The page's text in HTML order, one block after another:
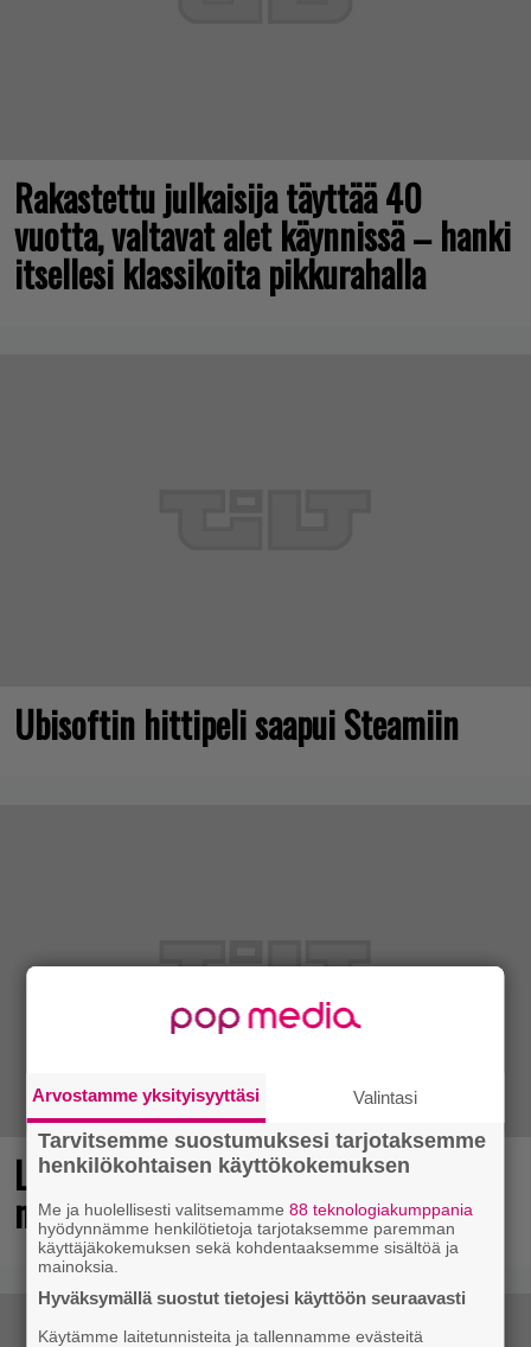
Rakastettu julkaisija täyttää 40
vuotta, valtavat alet käynnissä – hanki
itsellesi klassikoita pikkurahalla
Ubisoftin hittipeli saapui Steamiin
Loistopeli Steamistä maksutta –
mutta pidä kiirettä lataamisen kanssa
Arvostamme yksityisyyttäsi Valintasi
Tarvitsemme suostumuksesi tarjotaksemme
henkilökohtaisen käyttökokemuksen
Me ja huolellisesti valitsemamme88 teknologiakumppania
hyödynnämme henkilötietoja tarjotaksemme paremman
käyttäjäkokemuksen sekä kohdentaaksemme sisältöä ja
mainoksia.
Hyväksymällä suostut tietojesi käyttöön seuraavasti
Käytämme laitetunnisteita ja tallennamme evästeitä